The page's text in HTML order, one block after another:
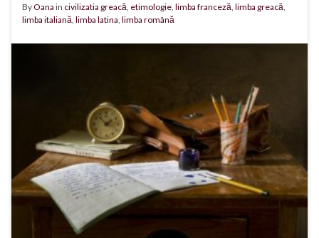
ByOana in civilizatia greacă etimologie limba franceză limba greacă
limba italiană limba latina limba română